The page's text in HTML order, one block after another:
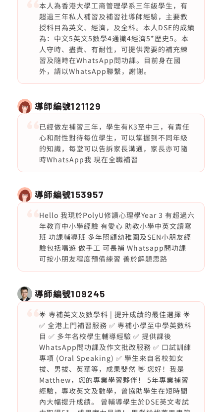
本人為香港大學工商管理學系三年級學生，有
超過三年私人補習及補習社導師經驗，主要教
授科目為英文、經濟，及全科。本人DSE的成績
為：中文5英文5數學4通識4經濟5*歷史5。本
人守時、盡責、有耐性，可提供需要的補充練
習及隨時在WhatsApp問功課。目前身在國
外，請以WhatsApp聯繫，謝謝。
導師編號121129
已經做左補習三年，學生有K3至中三，有責任
心和耐性對待每位學生，可以掌握到不同年級
的知識，每堂可以告訴家長溝通，家長亦可隨
時WhatsApp我 現在全職補習
導師編號153957
Hello 我現於PolyU修讀心理學Year 3 有超過六
年教育中小學經驗 有愛心 助教小學中英文讀寫
班 功課輔導班 多年照顧幼稚園及SEN小朋友經
驗包括唱遊 做手工 可長補 Whatsapp問功課
可按小朋友程度預備練習 善於解題思路
導師編號109245
🌟 專補英文及數學科 | 提升成績的最佳選擇 🌟
✅ 全港上門補習服務 ✅ 專補小學至中學英數科
目 ✅ 多年名校學生輔導經驗 ✅ 提供課後
WhatsApp問功課及作文批改服務 ✅ 口試訓練
專項 (Oral Speaking) ✅ 學生來自名校如女
拔、男拔、英華等，成果斐然 👋 您好！我是
Matthew，您的專業學習夥伴！ 5年專業補習
經驗，專攻英文及數學，曾協助學生在短時間
內大幅提升成績。 曾輔導學生於DSE英文考試